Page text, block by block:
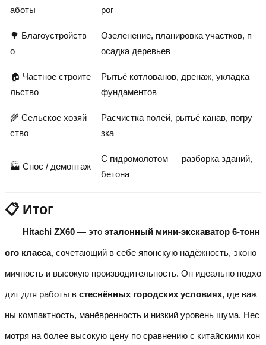
аботы
рог
🌳 Благоустройств
о
Озеленение, планировка участков, п
осадка деревьев
🏠 Частное строите
льство
Рытьё котлованов, дренаж, укладка
фундаментов
🌾 Сельское хозяй
ство
Расчистка полей, рытьё канав, погру
зка
🏭 Снос / демонтаж
С гидромолотом — разборка зданий,
бетона
📋 Итог
Hitachi ZX60 — это эталонный мини-экскаватор 6-тонн
ого класса, сочетающий в себе японскую надёжность, эконо
мичность и высокую производительность. Он идеально подхо
дит для работы в стеснённых городских условиях, где важ
ны компактность, манёвренность и низкий уровень шума. Нес
мотря на более высокую цену по сравнению с китайскими кон